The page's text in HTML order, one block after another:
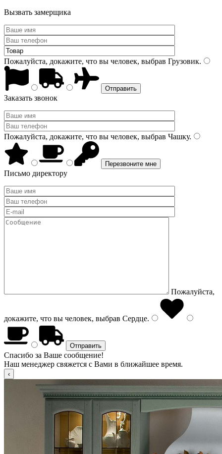
Вызвать замерщика
Пожалуйста, докажите, что вы человек, выбрав Грузовик.
Заказать звонок
Пожалуйста, докажите, что вы человек, выбрав Чашку.
Письмо директору
Пожалуйста,
докажите, что вы человек, выбрав Сердце.
Спасибо за Ваше сообщение!
Наш менеджер свяжется с Вами в ближайшее время.